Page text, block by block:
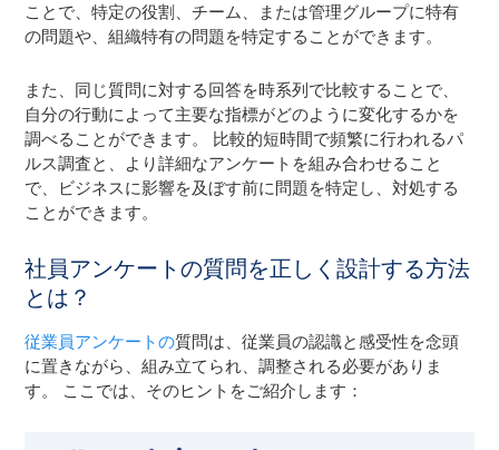
ことで、特定の役割、チーム、または管理グループに特有
の問題や、組織特有の問題を特定することができます。
また、同じ質問に対する回答を時系列で比較することで、
自分の行動によって主要な指標がどのように変化するかを
調べることができます。 比較的短時間で頻繁に行われるパ
ルス調査と、より詳細なアンケートを組み合わせること
で、ビジネスに影響を及ぼす前に問題を特定し、対処する
ことができます。
社員アンケートの質問を正しく設計する方法
とは？
従業員アンケートの質問は、従業員の認識と感受性を念頭
に置きながら、組み立てられ、調整される必要がありま
す。 ここでは、そのヒントをご紹介します：